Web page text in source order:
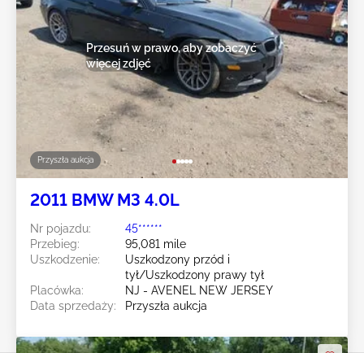
Przyszła aukcja
Przesuń w prawo, aby zobaczyć
więcej zdjęć
2011 BMW M3 4.0L
Nr pojazdu:
45******
Przebieg:
95,081 mile
Uszkodzenie:
Uszkodzony przód i
tył/Uszkodzony prawy tył
Placówka:
NJ - AVENEL NEW JERSEY
Data sprzedaży:
Przyszła aukcja